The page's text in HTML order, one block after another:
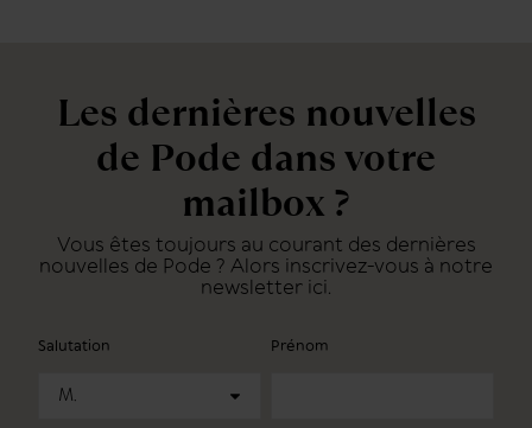
Les dernières nouvelles
de Pode dans votre
mailbox ?
Vous êtes toujours au courant des dernières
nouvelles de Pode ? Alors inscrivez-vous à notre
newsletter ici.
Salutation
M.
Prénom